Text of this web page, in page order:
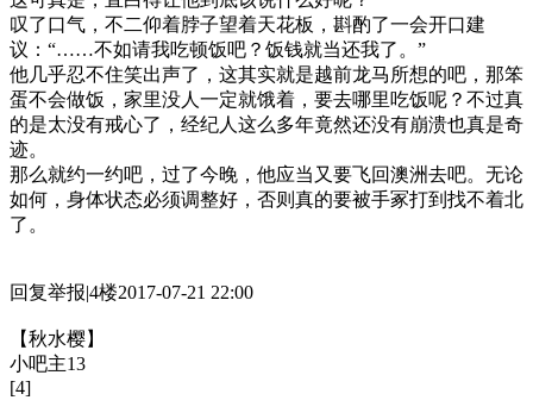
叹了口气，不二仰着脖子望着天花板，斟酌了一会开口建
议：“……不如请我吃顿饭吧？饭钱就当还我了。”
他几乎忍不住笑出声了，这其实就是越前龙马所想的吧，那笨
蛋不会做饭，家里没人一定就饿着，要去哪里吃饭呢？不过真
的是太没有戒心了，经纪人这么多年竟然还没有崩溃也真是奇
迹。
那么就约一约吧，过了今晚，他应当又要飞回澳洲去吧。无论
如何，身体状态必须调整好，否则真的要被手冢打到找不着北
了。
回复举报|4楼2017-07-21 22:00
【秋水樱】
小吧主13
[4]